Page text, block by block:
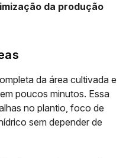
da produção
da área cultivada e
poucos minutos. Essa
no plantio, foco de
sem depender de